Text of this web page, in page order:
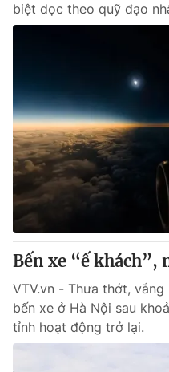
biệt dọc theo quỹ đạo
Bến xe “ế khách”,
VTV.vn - Thưa thớt,
bến xe ở Hà Nội sau
tỉnh hoạt động trở lại.